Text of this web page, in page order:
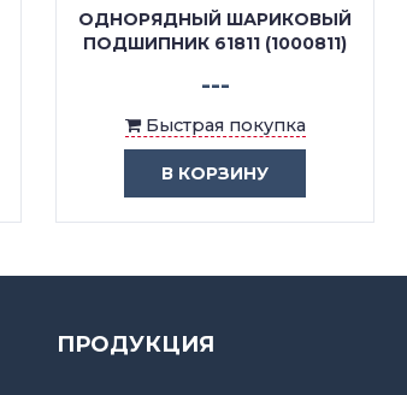
ОДНОРЯДНЫЙ ШАРИКОВЫЙ
ПОДШИПНИК 61811 (1000811)
---
Быстрая покупка
В КОРЗИНУ
ПРОДУКЦИЯ